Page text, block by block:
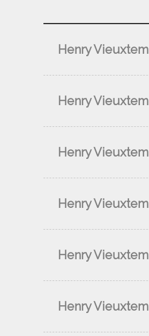
Henry
Henry
Henry
Henry
Henry
Henry